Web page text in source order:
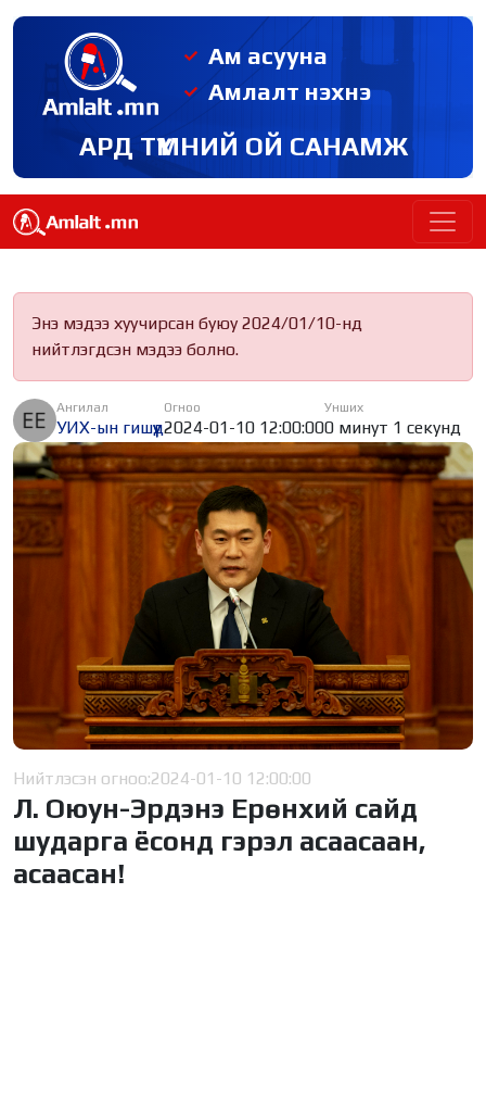
Ам асууна
Амлалт нэхнэ
АРД ТҮМНИЙ ОЙ САНАМЖ
Энэ мэдээ хуучирсан буюу 2024/01/10-нд
нийтлэгдсэн мэдээ болно.
Ангилал
УИХ-ын гишүүд
Огноо
2024-01-10 12:00:00
Унших
0 минут 1 секунд
Нийтлэсэн огноо:2024-01-10 12:00:00
Л. Оюун-Эрдэнэ Ерөнхий сайд
шударга ёсонд гэрэл асаасаан,
асаасан!